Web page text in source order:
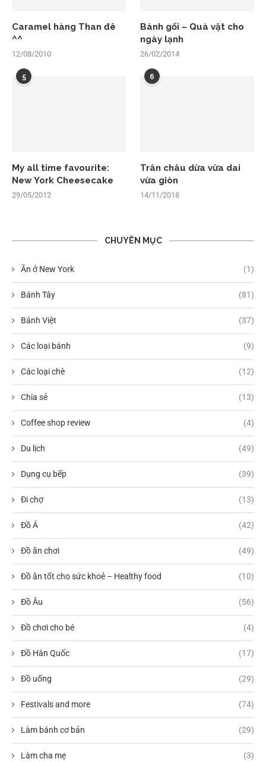
Caramel hàng Than đê
^^
12/08/2010
Bánh gối – Quà vặt cho
ngày lạnh
26/02/2014
5
My all time favourite:
New York Cheesecake
29/05/2012
6
Trân châu dừa vừa dai
vừa giòn
14/11/2018
CHUYÊN MỤC
Ăn ở New York (1)
Bánh Tây (81)
Bánh Việt (37)
Các loại bánh (9)
Các loại chè (12)
Chia sẻ (13)
Coffee shop review (4)
Du lịch (49)
Dụng cụ bếp (39)
Đi chợ (13)
Đồ Á (42)
Đồ ăn chơi (49)
Đồ ăn tốt cho sức khoẻ – Healthy food (10)
Đồ Âu (56)
Đồ chơi cho bé (4)
Đồ Hàn Quốc (17)
Đồ uống (29)
Festivals and more (74)
Làm bánh cơ bản (29)
Làm cha mẹ (3)